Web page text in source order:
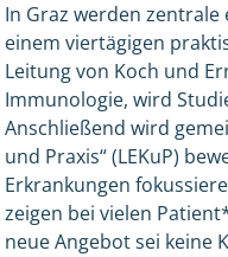
In Graz werden
einem viertägigen
Leitung von Koch und
Immunologie, wird
Anschließend wird
und Praxis“ (LEKuP)
Erkrankungen
zeigen bei vielen
neue Angebot sei keine